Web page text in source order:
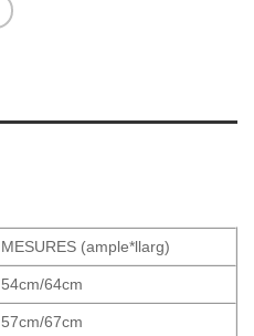
MESURES (ample*llarg)
54cm/64cm
57cm/67cm